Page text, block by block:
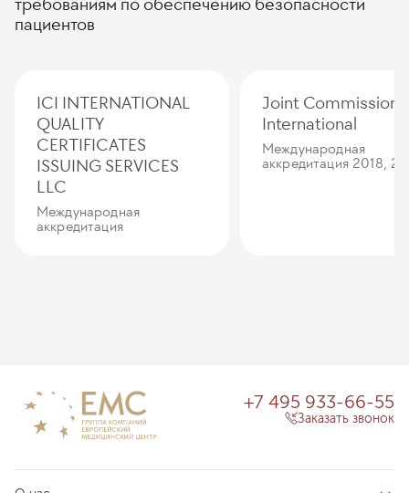
пациентов
ICI INTERNATIONAL
QUALITY
CERTIFICATES
ISSUING SERVICES
LLC
Международная
аккредитация
Joint Commission
International
Международная
аккредитация 2018,
+7 495 933-66-55
Заказать звонок